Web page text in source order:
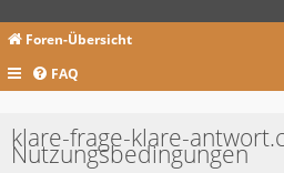
Foren-Übersicht
FAQ
klare-frage-klare-
Nutzungsbedingungen